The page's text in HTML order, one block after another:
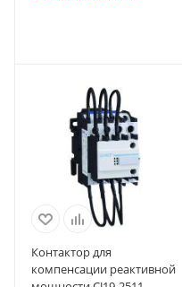
Контактор для
компенсации реактивной